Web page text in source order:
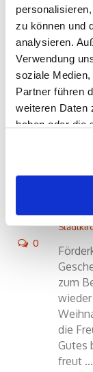
zu können und
analysieren.
Verwendung
soziale
Partner führen
weiteren Daten
haben oder die
Cookies, wenn
NOV
0
in
zum
die
Gutes
freut ...